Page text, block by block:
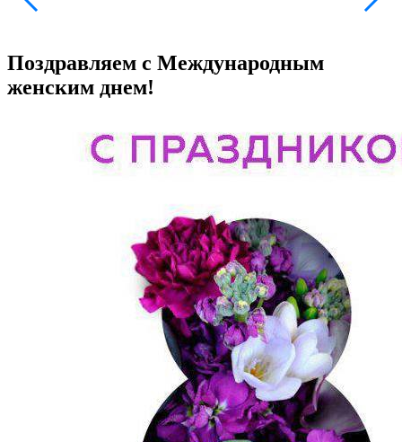
Поздравляем с Международным
женским днем!